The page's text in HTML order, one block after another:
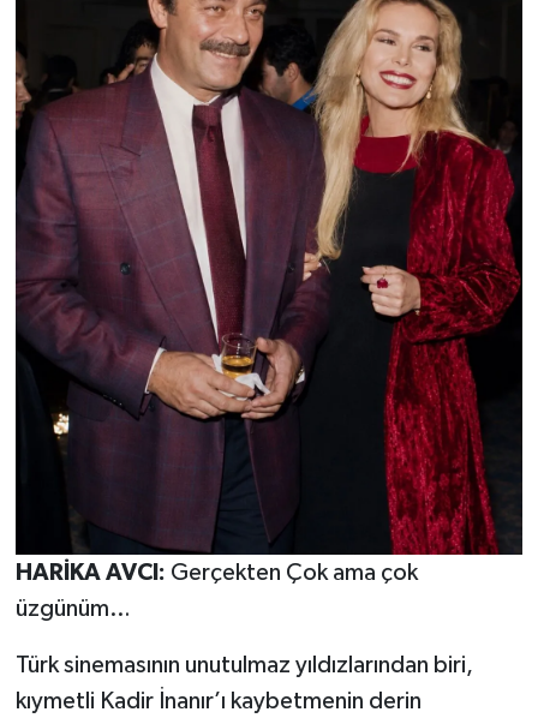
HARİKA AVCI: Gerçekten Çok ama çok
üzgünüm…
Türk sinemasının unutulmaz yıldızlarından biri,
kıymetli Kadir İnanır’ı kaybetmenin derin